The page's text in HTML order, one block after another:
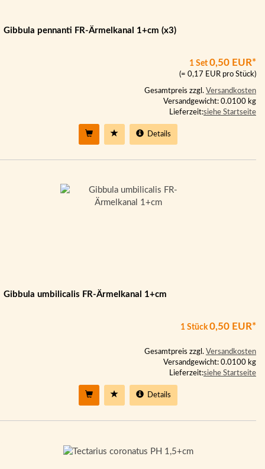
Gibbula pennanti FR-Ärmelkanal 1+cm (x3)
1 Set 0,50 EUR*
(= 0,17 EUR pro Stück)
Gesamtpreis zzgl. Versandkosten
Versandgewicht: 0.0100 kg
Lieferzeit:siehe Startseite
Details
Gibbula umbilicalis FR-Ärmelkanal 1+cm
1 Stück0,50 EUR*
Gesamtpreis zzgl. Versandkosten
Versandgewicht: 0.0100 kg
Lieferzeit:siehe Startseite
Details